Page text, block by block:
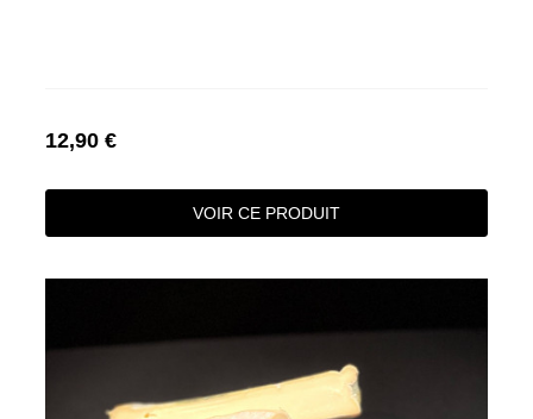
12,90 €
VOIR CE PRODUIT